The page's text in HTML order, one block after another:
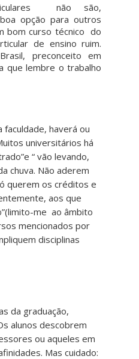
não são,
opção para outros
bom curso técnico do
de ensino ruim.
preconceito em
que lembre o trabalho
haverá ou
universitários há
“ vão levando,
chuva. Não aderem
querem os créditos e
aos que
me ao âmbito
mencionados por
disciplinas
da graduação,
alunos descobrem
ou aqueles em
Mas cuidado: